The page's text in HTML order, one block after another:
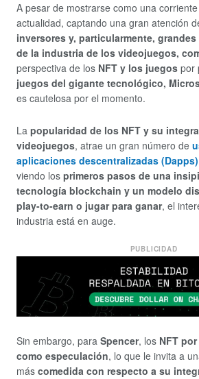
A pesar de mostrarse como una
actualidad, captando una gran atención
inversores y, particularmente,
de la industria de los videojuegos,
perspectiva de los NFT y los juegos por
juegos del gigante tecnológico,
es cautelosa por el momento.
La popularidad de los NFT y su
videojuegos, atrae un gran número de
aplicaciones descentralizadas (Dapps)
viendo los primeros pasos de una
tecnología blockchain y un modelo
play-to-earn o jugar para ganar, el
industria está en auge.
PUBLICIDAD
Sin embargo, para Spencer, los NFT por
como especulación, lo que le invita a
más comedida con respecto a su